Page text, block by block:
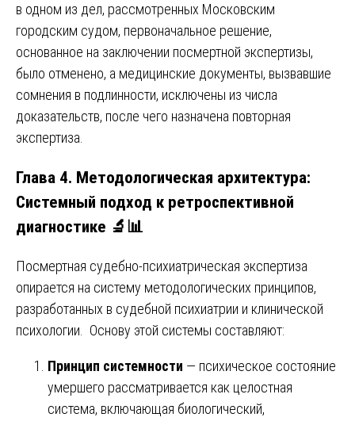
в одном из дел, рассмотренных Московским
городским судом, первоначальное решение,
основанное на заключении посмертной экспертизы,
было отменено, а медицинские документы, вызвавшие
сомнения в подлинности, исключены из числа
доказательств, после чего назначена повторная
экспертиза.
Глава 4. Методологическая архитектура:
Системный подход к ретроспективной
диагностике 🔬📊
Посмертная судебно-психиатрическая экспертиза
опирается на систему методологических принципов,
разработанных в судебной психиатрии и клинической
психологии. Основу этой системы составляют:
Принцип системности — психическое состояние
умершего рассматривается как целостная
система, включающая биологический,